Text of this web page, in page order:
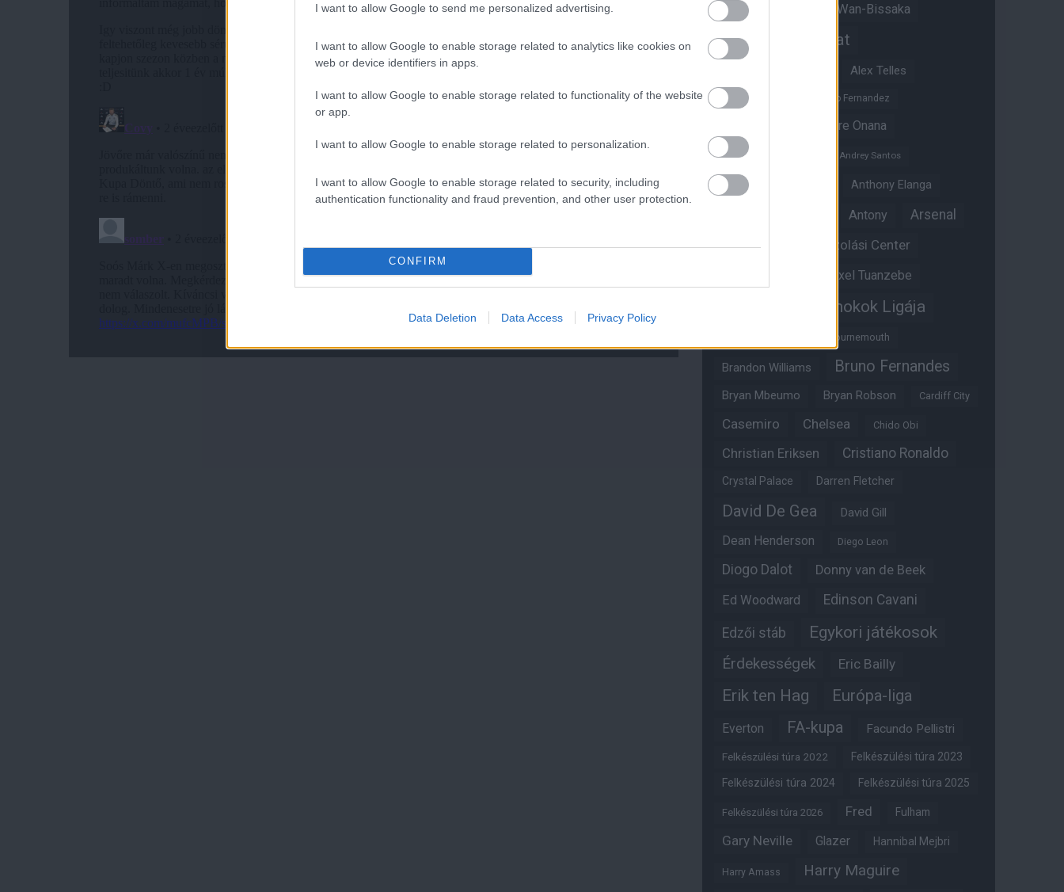
I want to allow Google to send me personalized advertising.
I want to allow Google to enable storage related to analytics like cookies on
web or device identifiers in apps.
I want to allow Google to enable storage related to functionality of the website
or app.
I want to allow Google to enable storage related to personalization.
I want to allow Google to enable storage related to security, including
authentication functionality and fraud prevention, and other user protection.
CONFIRM
Data Deletion Data Access Privacy Policy
A hangadó Aaron Wan-Bissaka
Akadémiai csapat
Alex Telles
Altay Bayindir Alvaro Fernandez
Andre Onana
Andreas Pereira
Andrey Santos
Angol válogatott Anthony Elanga
Antony Arsenal
Aston Villa Átigazolási Center
Axel Tuanzebe
Bajnokok Ligája
Bournemouth
Brandon Williams Bruno Fernandes
Bryan Mbeumo Bryan Robson Cardiff City
Casemiro Chelsea Chido Obi
Christian Eriksen Cristiano Ronaldo
Crystal Palace Darren Fletcher
David De Gea David Gill
Dean Henderson Diego Leon
Diogo Dalot
Donny van de Beek
Ed Woodward
Edinson Cavani
Edzői stáb Egykori játékosok
Érdekességek Eric Bailly
Erik ten Hag Európa-liga
Everton FA-kupa Facundo Pellistri
Felkészülési túra 2022 Felkészülési túra 2023
Felkészülési túra 2024 Felkészülési túra 2025
Felkészülési túra 2026 Fred Fulham
Gary Neville Glazer Hannibal Mejbri
Harry Amass Harry Maguire